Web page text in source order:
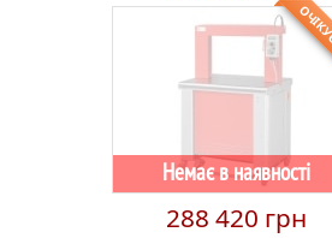
Немає в наявності
288 420 грн